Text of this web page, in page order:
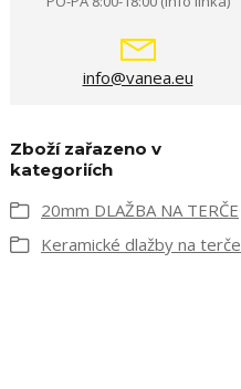
info@vanea.eu
Zboží zařazeno v
kategoriích
20mm DLAŽBA NA TERČE
Keramické dlažby na terče